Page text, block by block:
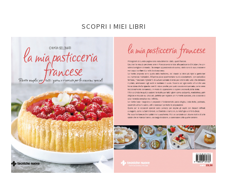
SCOPRI I MIEI LIBRI